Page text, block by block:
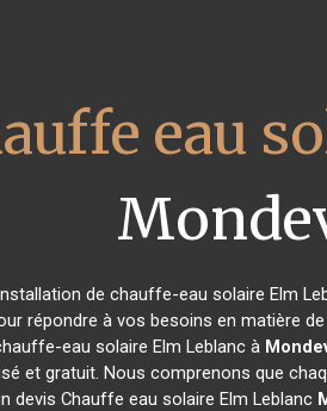
eau
de chauffe-eau solaire Elm
répondre à vos besoins en matière
eau solaire Elm Leblanc à
et gratuit. Nous comprenons que
devis Chauffe eau solaire Elm Leblanc